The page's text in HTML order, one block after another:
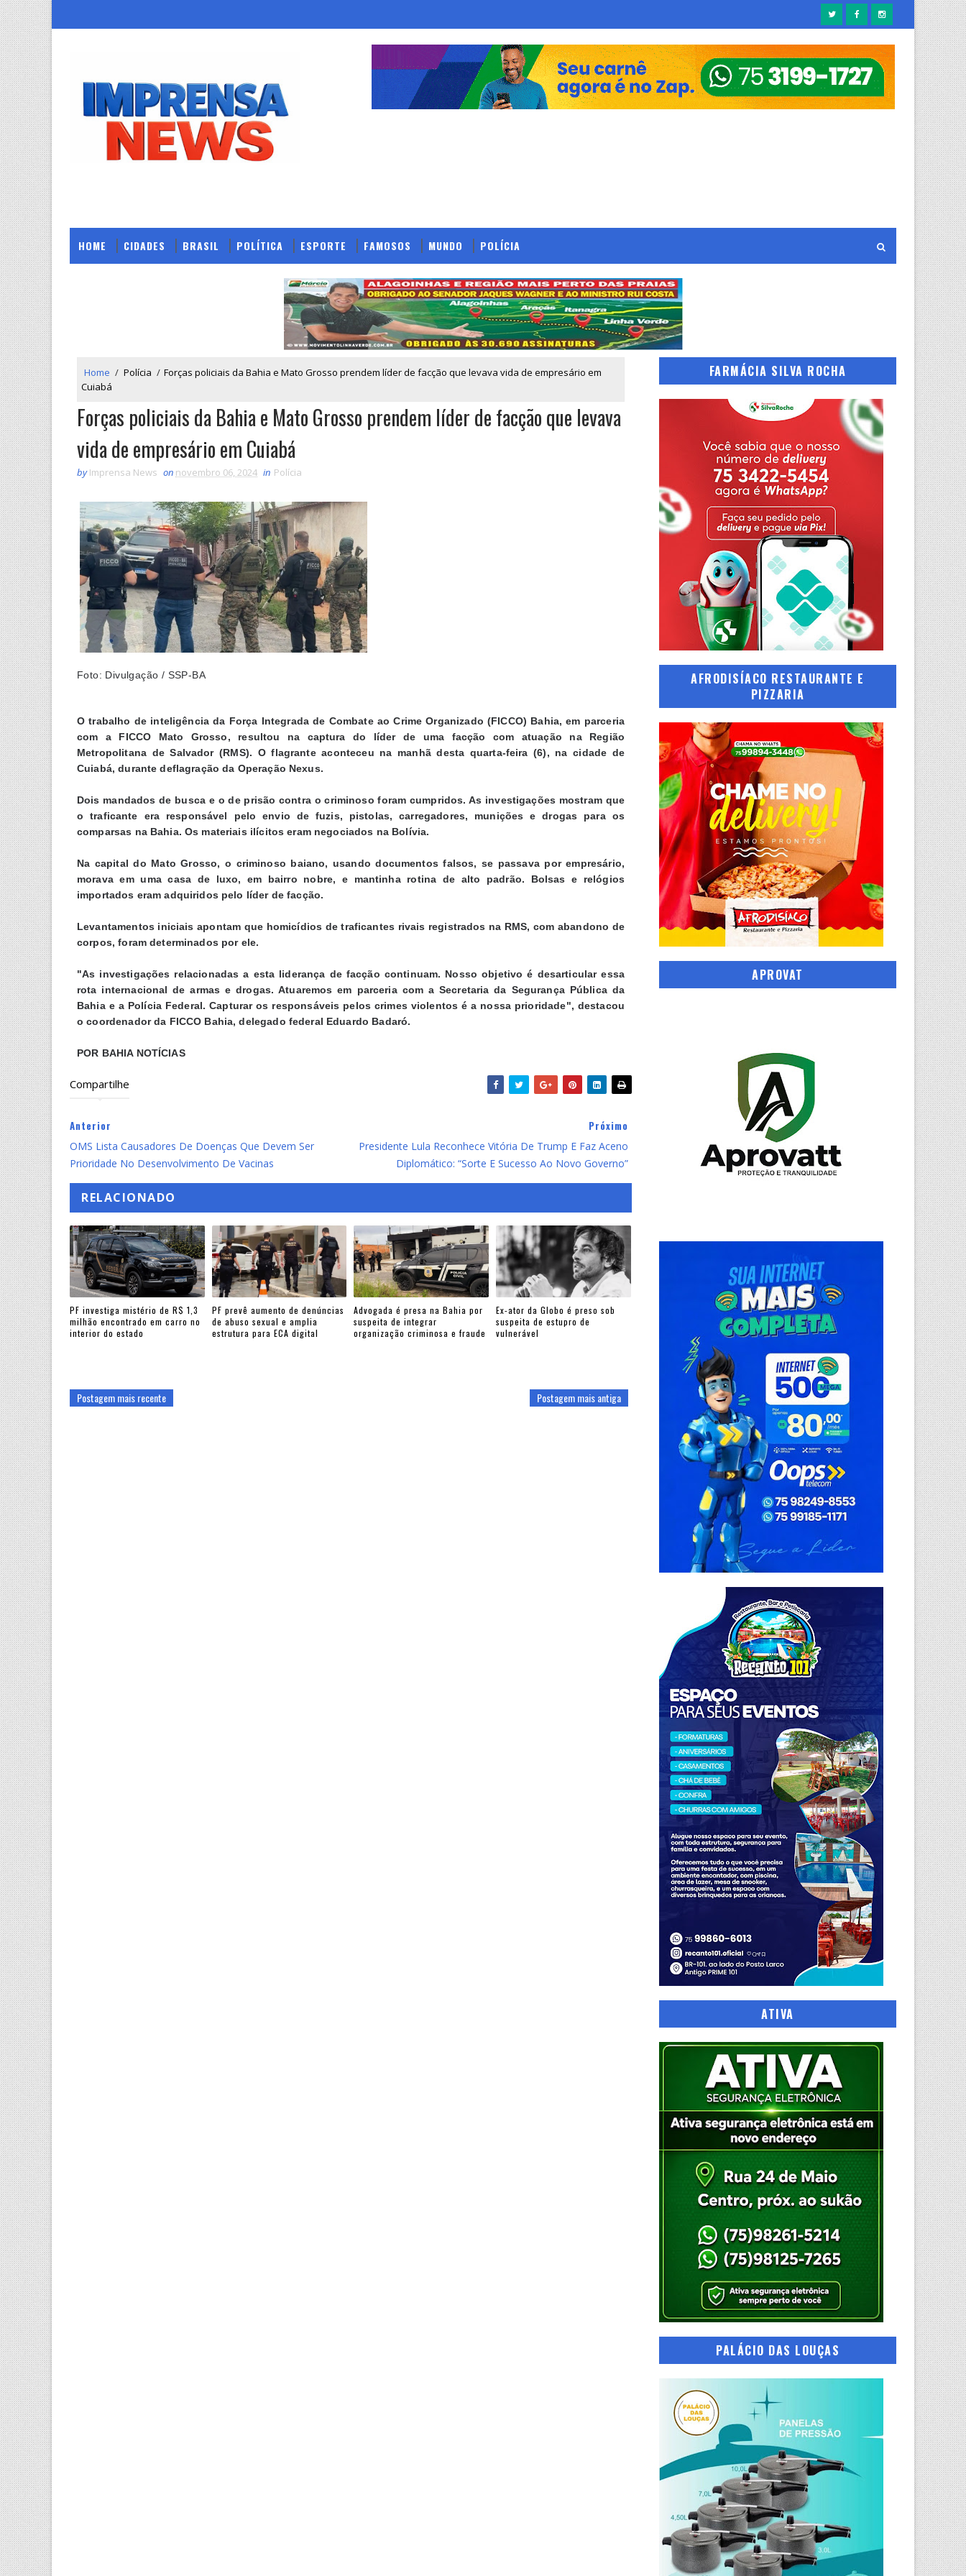
HOME CIDADES BRASIL POLÍTICA ESPORTE FAMOSOS MUNDO POLÍCIA
Home / Polícia / Forças policiais da Bahia e Mato Grosso prendem líder de facção que levava vida de empresário em
Cuiabá
Forças policiais da Bahia e Mato Grosso prendem líder de facção que levava
vida de empresário em Cuiabá
by Imprensa News on novembro 06, 2024 in Polícia
Foto: Divulgação / SSP-BA
O trabalho de inteligência da Força Integrada de Combate ao Crime Organizado (FICCO) Bahia, em parceria
com a FICCO Mato Grosso, resultou na captura do líder de uma facção com atuação na Região
Metropolitana de Salvador (RMS). O flagrante aconteceu na manhã desta quarta-feira (6), na cidade de
Cuiabá, durante deflagração da Operação Nexus.
Dois mandados de busca e o de prisão contra o criminoso foram cumpridos. As investigações mostram que
o traficante era responsável pelo envio de fuzis, pistolas, carregadores, munições e drogas para os
comparsas na Bahia. Os materiais ilícitos eram negociados na Bolívia.
Na capital do Mato Grosso, o criminoso baiano, usando documentos falsos, se passava por empresário,
morava em uma casa de luxo, em bairro nobre, e mantinha rotina de alto padrão. Bolsas e relógios
importados eram adquiridos pelo líder de facção.
Levantamentos iniciais apontam que homicídios de traficantes rivais registrados na RMS, com abandono de
corpos, foram determinados por ele.
"As investigações relacionadas a esta liderança de facção continuam. Nosso objetivo é desarticular essa
rota internacional de armas e drogas. Atuaremos em parceria com a Secretaria da Segurança Pública da
Bahia e a Polícia Federal. Capturar os responsáveis pelos crimes violentos é a nossa prioridade", destacou
o coordenador da FICCO Bahia, delegado federal Eduardo Badaró.
POR BAHIA NOTÍCIAS
Compartilhe
Anterior
OMS Lista Causadores De Doenças Que Devem Ser
Prioridade No Desenvolvimento De Vacinas
Próximo
Presidente Lula Reconhece Vitória De Trump E Faz Aceno
Diplomático: “Sorte E Sucesso Ao Novo Governo”
RELACIONADO
PF investiga mistério de R$ 1,3
milhão encontrado em carro no
interior do estado
PF prevê aumento de denúncias
de abuso sexual e amplia
estrutura para ECA digital
Advogada é presa na Bahia por
suspeita de integrar
organização criminosa e fraude
Ex-ator da Globo é preso sob
suspeita de estupro de
vulnerável
Postagem mais recente Postagem mais antiga
FARMÁCIA SILVA ROCHA
AFRODISÍACO RESTAURANTE E
PIZZARIA
APROVAT
ATIVA
PALÁCIO DAS LOUÇAS